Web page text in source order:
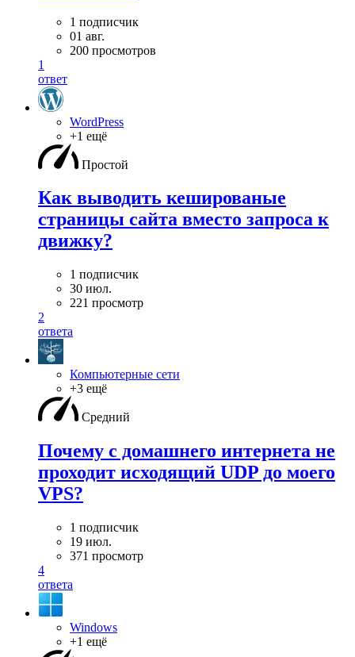
1 подписчик
01 авг.
200 просмотров
1
ответ
WordPress
+1 ещё
Простой
Как выводить кешированые
страницы сайта вместо запроса к
движку?
1 подписчик
30 июл.
221 просмотр
2
ответа
Компьютерные сети
+3 ещё
Средний
Почему с домашнего интернета не
проходит исходящий UDP до моего
VPS?
1 подписчик
19 июл.
371 просмотр
4
ответа
Windows
+1 ещё